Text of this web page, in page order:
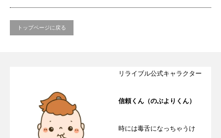
トップページに戻る
リライブル公式キャラクター
信頼くん（のぶよりくん）
時には毒舌になっちゃうけ